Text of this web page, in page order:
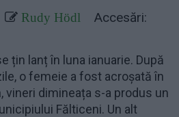
Rudy Hödl
Accesări:
țin lanț în luna ianuarie. După
o femeie a fost acroșată în
vineri dimineața s-a produs un
Fălticeni. Un alt